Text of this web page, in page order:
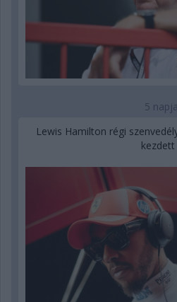
5 napja
Lewis Hamilton régi
kezdett